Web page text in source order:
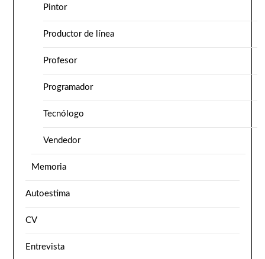
Pintor
Productor de línea
Profesor
Programador
Tecnólogo
Vendedor
Memoria
Autoestima
CV
Entrevista